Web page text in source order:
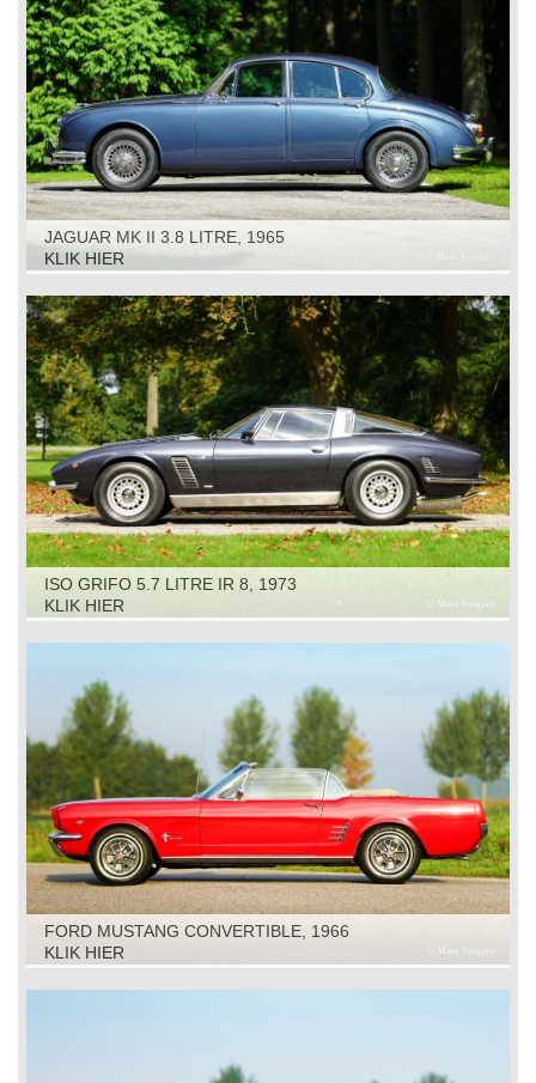
JAGUAR MK II 3.8 LITRE, 1965
KLIK HIER
ISO GRIFO 5.7 LITRE IR 8, 1973
KLIK HIER
FORD MUSTANG CONVERTIBLE, 1966
KLIK HIER